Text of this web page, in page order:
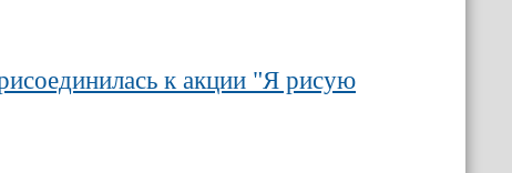
к акции "Я рисую